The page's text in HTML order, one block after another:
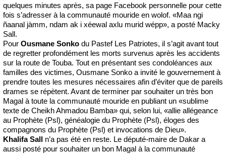
quelques minutes après, sa page Facebook personnelle pour cette
fois s’adresser à la communauté mouride en wolof. «Maa ngi
ñaanal jàmm, ndam ak i xéewal axlu murid wépp», a posté Macky
Sall.
Pour Ousmane Sonko du Pastef Les Patriotes, il s’agit avant tout
de regretter profondément les morts survenus après les accidents
sur la route de Touba. Tout en présentant ses condoléances aux
familles des victimes, Ousmane Sonko a invité le gouvernement à
prendre toutes les mesures nécessaires afin d’éviter que de pareils
drames se répètent. Avant de terminer par souhaiter un très bon
Magal à toute la communauté mouride en publiant un «sublime
texte de Cheikh Ahmadou Bamba» qui, selon lui, «allie allégeance
au Prophète (Psl), généalogie du Prophète (Psl), éloges des
compagnons du Prophète (Psl) et invocations de Dieu».
Khalifa Sall n’a pas été en reste. Le député-maire de Dakar a
aussi posté pour souhaiter un bon Magal à la communauté